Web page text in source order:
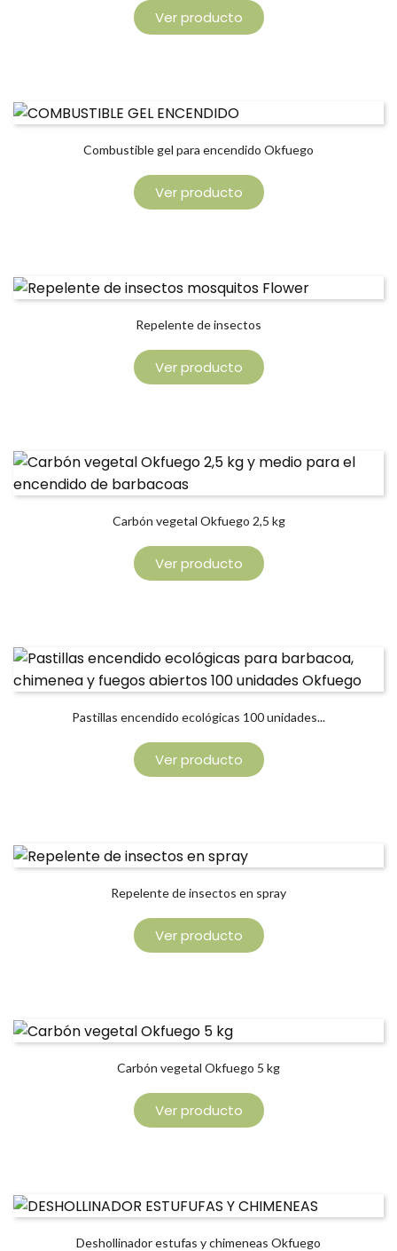
Ver producto
Combustible gel para encendido Okfuego
Ver producto
Repelente de insectos
Ver producto
Carbón vegetal Okfuego 2,5 kg
Ver producto
Pastillas encendido ecológicas 100 unidades...
Ver producto
Repelente de insectos en spray
Ver producto
Carbón vegetal Okfuego 5 kg
Ver producto
Deshollinador estufas y chimeneas Okfuego